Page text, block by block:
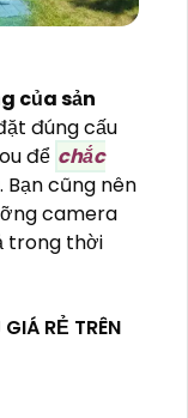
của sản
đúng cấu
để chắc
cũng nên
camera
trong thời
RẺ TRÊN